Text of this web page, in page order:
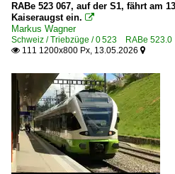
RABe 523 067, auf der S1, fährt am
Kaiseraugst ein. 
Markus Wagner
Schweiz / Triebzüge / 0 523 RABe
 111 1200x800 Px, 13.05.2026 